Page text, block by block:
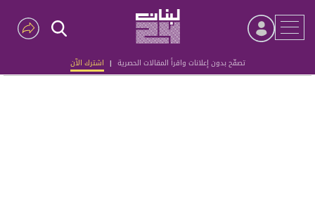
تصفّح بدون إعلانات واقرأ المقالات الحصرية | اشترك الآن
Advertisement